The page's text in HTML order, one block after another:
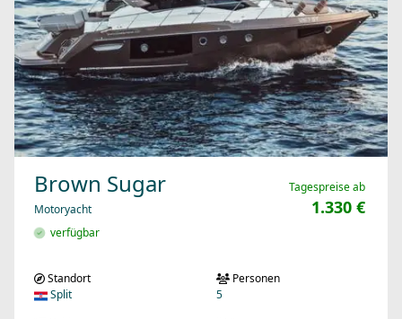
Brown Sugar
Motoryacht
verfügbar
Tagespreise ab
1.330 €
Standort
Split
Personen
5